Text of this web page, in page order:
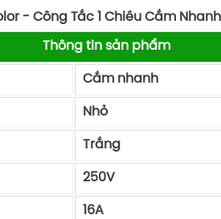
- Công Tắc 1 Chiều Cắm
Thông tin sản phẩm
Cắm nhanh
Nhỏ
Trắng
(V) 250V
16A